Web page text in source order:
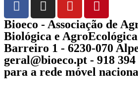
Bioeco - Associação de
Biológica e
Barreiro 1 - 6230-070
geral@bioeco.pt - 918
para a rede móvel